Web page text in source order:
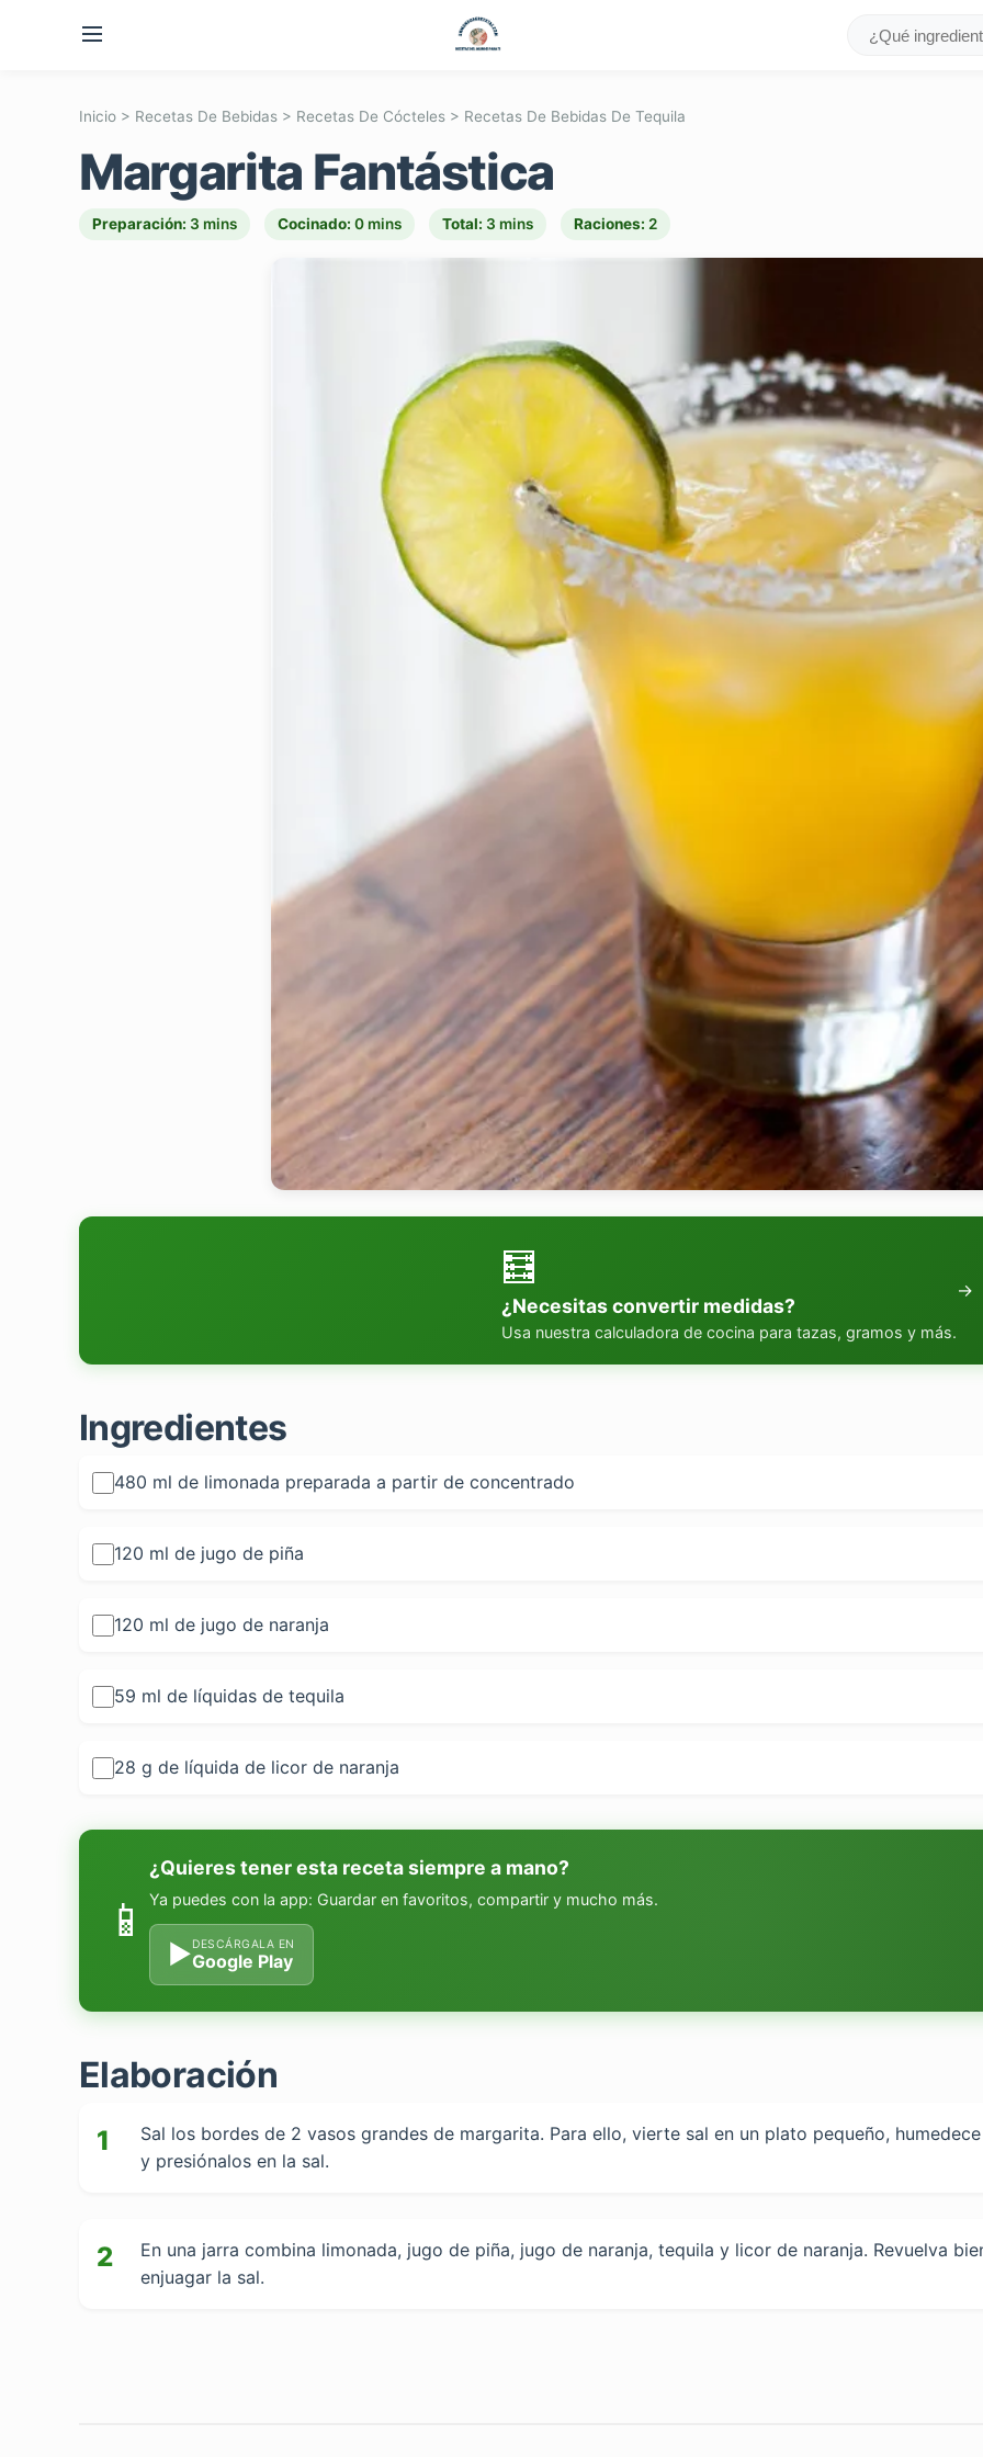
Inicio > Recetas De Bebidas > Recetas De Cócteles > Recetas De Bebidas De Tequila
Margarita Fantástica
Preparación: 3 mins Cocinado: 0 mins Total: 3 mins Raciones: 2
🧮
¿Necesitas convertir medidas?
Usa nuestra calculadora de cocina para tazas, gramos y más.
→
Ingredientes
480 ml de limonada preparada a partir de concentrado
120 ml de jugo de piña
120 ml de jugo de naranja
59 ml de líquidas de tequila
28 g de líquida de licor de naranja
📱
¿Quieres tener esta receta siempre a mano?
Ya puedes con la app: Guardar en favoritos, compartir y mucho más.
▶DESCÁRGALA EN
Google Play
Elaboración
1
Sal los bordes de 2 vasos grandes de margarita. Para ello, vierte sal en un plato pequeño,
y presiónalos en la sal.
2
En una jarra combina limonada, jugo de piña, jugo de naranja, tequila y licor de naranja. Revuelva
enjuagar la sal.